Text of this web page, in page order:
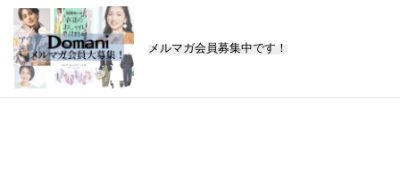
メルマガ会員募集中です！